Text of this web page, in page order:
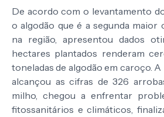
De acordo com o levantamento
o algodão que é a segunda maior
na região, apresentou dados
hectares plantados renderam
toneladas de algodão em caroço.
alcançou as cifras de 326
milho, chegou a enfrentar
fitossanitários e climáticos,